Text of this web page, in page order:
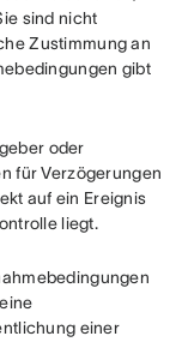
sind nicht
Zustimmung an
gibt
oder
für Verzögerungen
auf ein Ereignis
liegt.
einer